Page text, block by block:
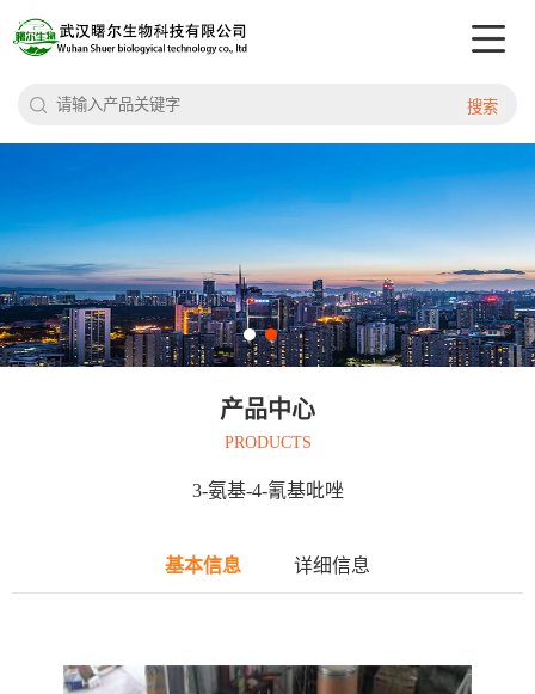
搜索
产品中心
PRODUCTS
3-氨基-4-氰基吡唑
基本信息 详细信息